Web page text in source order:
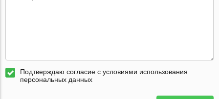
Подтверждаю согласие с условиями использования
персональных данных